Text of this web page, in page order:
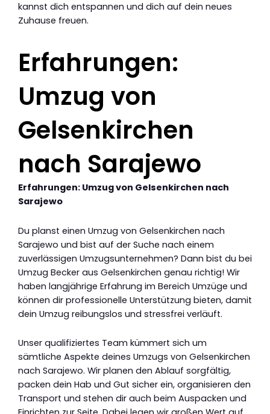
kannst dich entspannen und dich auf dein neues
Zuhause freuen.
Erfahrungen:
Umzug von
Gelsenkirchen
nach Sarajewo
Erfahrungen: Umzug von Gelsenkirchen nach
Sarajewo
Du planst einen Umzug von Gelsenkirchen nach
Sarajewo und bist auf der Suche nach einem
zuverlässigen Umzugsunternehmen? Dann bist du bei
Umzug Becker aus Gelsenkirchen genau richtig! Wir
haben langjährige Erfahrung im Bereich Umzüge und
können dir professionelle Unterstützung bieten, damit
dein Umzug reibungslos und stressfrei verläuft.
Unser qualifiziertes Team kümmert sich um
sämtliche Aspekte deines Umzugs von Gelsenkirchen
nach Sarajewo. Wir planen den Ablauf sorgfältig,
packen dein Hab und Gut sicher ein, organisieren den
Transport und stehen dir auch beim Auspacken und